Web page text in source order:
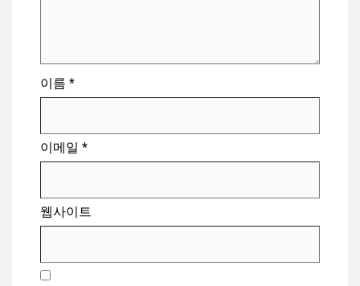
이름 *
이메일 *
웹사이트